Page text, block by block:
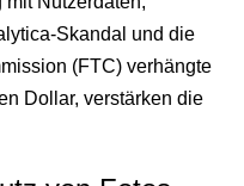
Skandal und die
(FTC) verhängte
Dollar, verstärken die